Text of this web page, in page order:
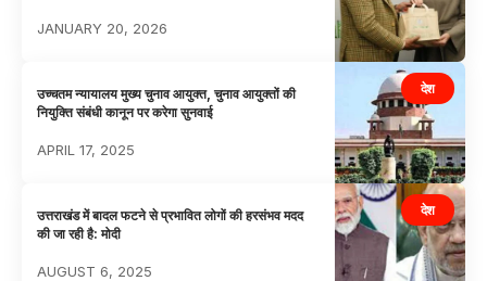
JANUARY 20, 2026
देश
उच्चतम न्यायालय मुख्य चुनाव आयुक्त, चुनाव आयुक्तों की
नियुक्ति संबंधी कानून पर करेगा सुनवाई
APRIL 17, 2025
देश
उत्तराखंड में बादल फटने से प्रभावित लोगों की हरसंभव मदद
की जा रही है: मोदी
AUGUST 6, 2025